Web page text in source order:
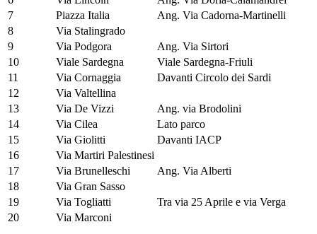
7
Piazza Italia
Ang. Via Cadorna-Martinelli
8
Via Stalingrado
9
Via Podgora
Ang. Via Sirtori
10
Viale Sardegna
Viale Sardegna-Friuli
11
Via Cornaggia
Davanti Circolo dei Sardi
12
Via Valtellina
13
Via De Vizzi
Ang. via Brodolini
14
Via Cilea
Lato parco
15
Via Giolitti
Davanti IACP
16
Via Martiri Palestinesi
17
Via Brunelleschi
Ang. Via Alberti
18
Via Gran Sasso
19
Via Togliatti
Tra via 25 Aprile e via Verga
20
Via Marconi